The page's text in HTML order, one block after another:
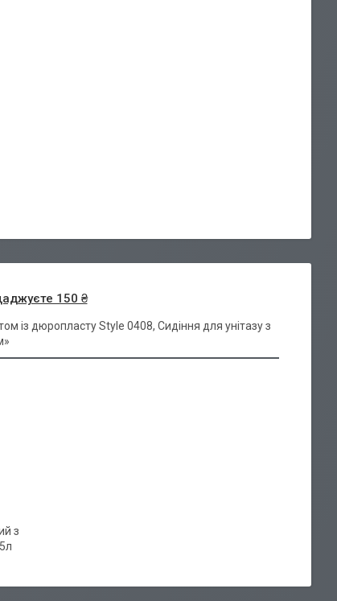
150 ₴
із дюропласту Style 0408, Сидіння для унітазу з
з